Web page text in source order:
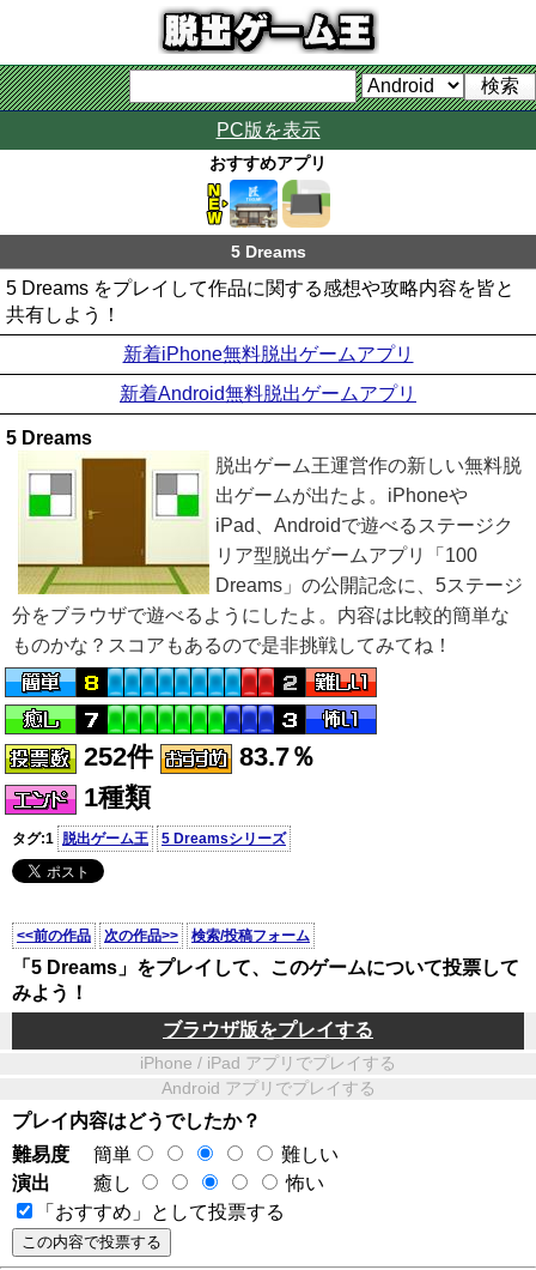
PC版を表示
おすすめアプリ
5 Dreams
5 Dreams をプレイして作品に関する感想や攻略内容を皆と
共有しよう！
新着iPhone無料脱出ゲームアプリ
新着Android無料脱出ゲームアプリ
5 Dreams
脱出ゲーム王運営作の新しい無料脱
出ゲームが出たよ。iPhoneや
iPad、Androidで遊べるステージク
リア型脱出ゲームアプリ「100
Dreams」の公開記念に、5ステージ
分をブラウザで遊べるようにしたよ。内容は比較的簡単な
ものかな？スコアもあるので是非挑戦してみてね！
252件
83.7％
1種類
タグ:1 脱出ゲーム王 5 Dreamsシリーズ
<<前の作品 次の作品>> 検索/投稿フォーム
「5 Dreams」をプレイして、このゲームについて投票して
みよう！
ブラウザ版をプレイする
iPhone / iPad アプリでプレイする
Android アプリでプレイする
プレイ内容はどうでしたか？
難易度
簡単
難しい
演出
癒し
怖い
「おすすめ」として投票する